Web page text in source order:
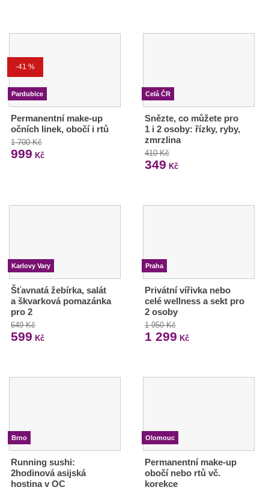
-41 %
Pardubice
Permanentní make-up
očních linek, obočí i rtů
1 700 Kč
999 Kč
Celá ČR
Snězte, co můžete pro
1 i 2 osoby: řízky, ryby,
zmrzlina
410 Kč
349 Kč
Karlovy Vary
Šťavnatá žebírka, salát
a škvarková pomazánka
pro 2
649 Kč
599 Kč
Praha
Privátní vířivka nebo
celé wellness a sekt pro
2 osoby
1 950 Kč
1 299 Kč
Brno
Running sushi:
2hodinová asijská
hostina v OC
Olomouc
Permanentní make-up
obočí nebo rtů vč.
korekce